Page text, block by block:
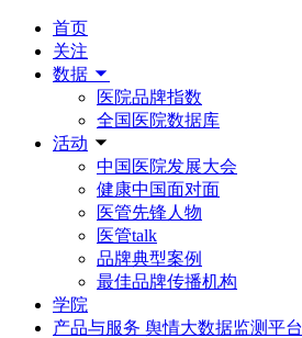
首页
关注
数据
医院品牌指数
全国医院数据库
活动
中国医院发展大会
健康中国面对面
医管先锋人物
医管talk
品牌典型案例
最佳品牌传播机构
学院
产品与服务 舆情大数据监测平台